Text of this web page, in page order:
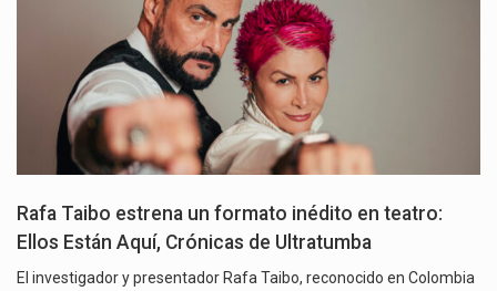
Rafa Taibo estrena un formato inédito en teatro:
Ellos Están Aquí, Crónicas de Ultratumba
El investigador y presentador Rafa Taibo, reconocido en Colombia